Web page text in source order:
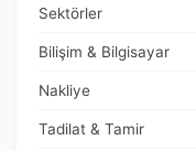
Sektörler
Bilişim & Bilgisayar
Nakliye
Tadilat & Tamir